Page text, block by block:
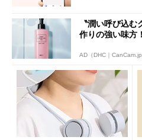
〝潤い呼び込
作りの強い味方！
AD（DHC｜CanCam.jp